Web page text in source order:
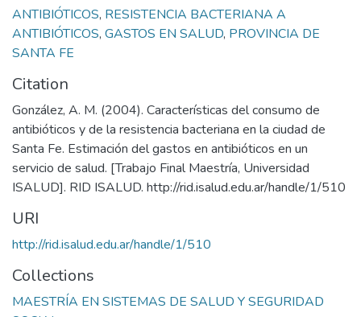
ANTIBIÓTICOS, RESISTENCIA BACTERIANA A
ANTIBIÓTICOS, GASTOS EN SALUD, PROVINCIA DE
SANTA FE
Citation
González, A. M. (2004). Características del consumo de
antibióticos y de la resistencia bacteriana en la ciudad de
Santa Fe. Estimación del gastos en antibióticos en un
servicio de salud. [Trabajo Final Maestría, Universidad
ISALUD]. RID ISALUD. http://rid.isalud.edu.ar/handle/1/510
URI
http://rid.isalud.edu.ar/handle/1/510
Collections
MAESTRÍA EN SISTEMAS DE SALUD Y SEGURIDAD